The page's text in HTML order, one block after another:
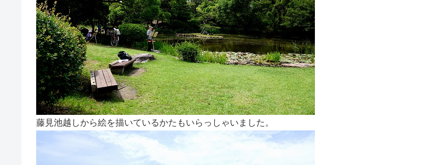
藤見池越しから絵を描いているかたもいらっしゃいました。